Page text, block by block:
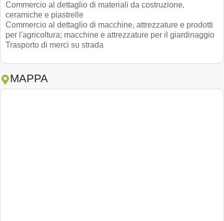
Commercio al dettaglio di materiali da costruzione,
ceramiche e piastrelle
Commercio al dettaglio di macchine, attrezzature e prodotti
per l'agricoltura; macchine e attrezzature per il giardinaggio
Trasporto di merci su strada
MAPPA